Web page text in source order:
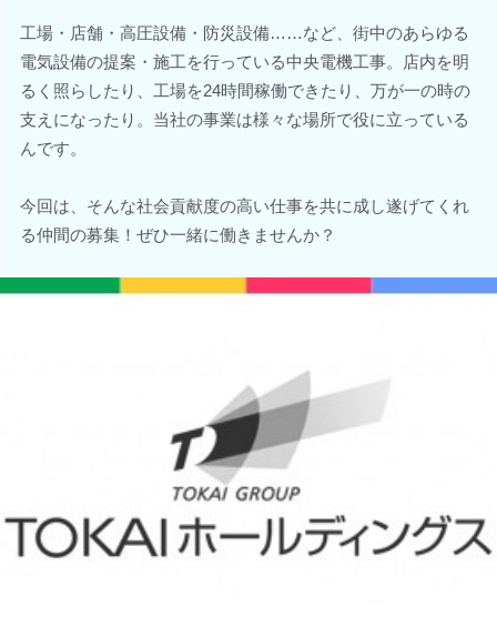
工場・店舗・高圧設備・防災設備……など、街中のあらゆる
電気設備の提案・施工を行っている中央電機工事。店内を明
るく照らしたり、工場を24時間稼働できたり、万が一の時の
支えになったり。当社の事業は様々な場所で役に立っている
んです。
今回は、そんな社会貢献度の高い仕事を共に成し遂げてくれ
る仲間の募集！ぜひ一緒に働きませんか？